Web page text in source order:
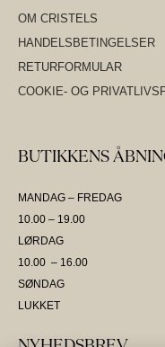
OM CRISTELS
HANDELSBETINGELSER
RETURFORMULAR
COOKIE- OG
BUTIKKENS
MANDAG – FREDAG
10.00 – 19.00
LØRDAG
10.00 – 16.00
SØNDAG
LUKKET